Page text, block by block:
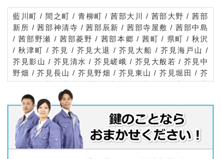
藍川町 / 間之町 / 青柳町 / 茜部大川 / 茜部大野 / 茜部
新所 / 茜部神清寺 / 茜部辰新 / 茜部寺屋敷 / 茜部中島
/ 茜部野瀬 / 茜部菱野 / 茜部本郷 / 茜町 / 県町 / 秋沢
/ 秋津町 / 芥見 / 芥見大退 / 芥見大船 / 芥見海戸山 /
芥見影山 / 芥見清水 / 芥見嵯峨 / 芥見大般若 / 芥見中
野畑 / 芥見長山 / 芥見野畑 / 芥見東山 / 芥見堀田 / 芥
見町屋 / 芥見南山 / 曙町 / 朝霧町 / 朝日町 / 安食 / 安
食志良古 / 安宅町 / 吾妻町 / 天池 / 雨踊町 / 尼ケ崎町
/ 荒川町 / 安良田町 / 粟野 / 粟野東 / 粟野西 / 粟野台
/ 庵町 / 生田町 / 池田町 / 池ノ上町 / 石谷 / 石切町 /
石長町 / 石原 / 泉町 / 市ノ坪町 / 市橋 / 一番町 / 一松
道 / 伊奈波通 / 稲荷町 / 稲荷山 / 茨木町 / 伊吹町 / 今
川 / 今川町 / 今小町 / 今沢町 / 今町 / 今嶺 / 芋島 / 入